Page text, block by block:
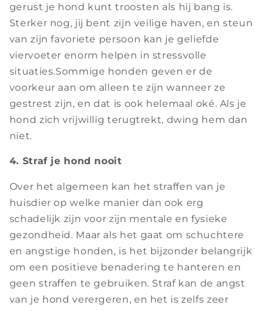
gerust je hond kunt troosten als hij bang is.
Sterker nog, jij bent zijn veilige haven, en steun
van zijn favoriete persoon kan je geliefde
viervoeter enorm helpen in stressvolle
situaties.Sommige honden geven er de
voorkeur aan om alleen te zijn wanneer ze
gestrest zijn, en dat is ook helemaal oké. Als je
hond zich vrijwillig terugtrekt, dwing hem dan
niet.
4. Straf je hond nooit
Over het algemeen kan het straffen van je
huisdier op welke manier dan ook erg
schadelijk zijn voor zijn mentale en fysieke
gezondheid. Maar als het gaat om schuchtere
en angstige honden, is het bijzonder belangrijk
om een positieve benadering te hanteren en
geen straffen te gebruiken. Straf kan de angst
van je hond verergeren, en het is zelfs zeer